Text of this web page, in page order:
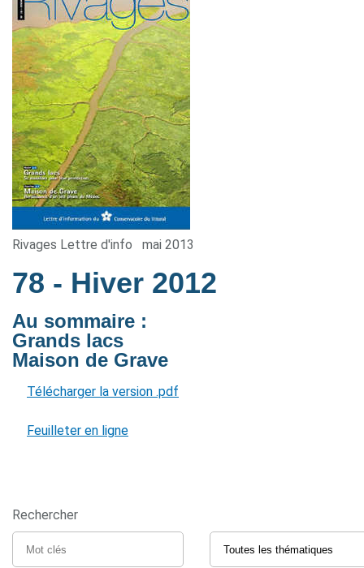
Rivages Lettre d'info mai 2013
78 - Hiver 2012
Au sommaire :
Grands lacs
Maison de Grave
Télécharger la version .pdf
Feuilleter en ligne
Rechercher